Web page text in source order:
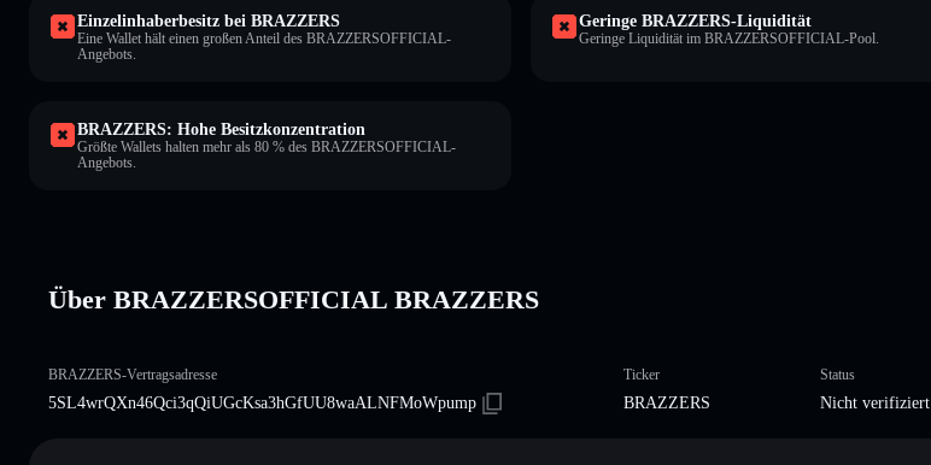
Einzelinhaberbesitz bei BRAZZERS
Eine Wallet hält einen großen Anteil des BRAZZERSOFFICIAL-
Angebots.
Geringe BRAZZERS-Liquidität
Geringe Liquidität im BRAZZERSOFFICIAL-Pool.
BRAZZERS: Hohe Besitzkonzentration
Größte Wallets halten mehr als 80 % des BRAZZERSOFFICIAL-
Angebots.
Über BRAZZERSOFFICIAL BRAZZERS
BRAZZERS-Vertragsadresse
5SL4wrQXn46Qci3qQiUGcKsa3hGfUU8waALNFMoWpump
Ticker
BRAZZERS
Status
Nicht verifiziert